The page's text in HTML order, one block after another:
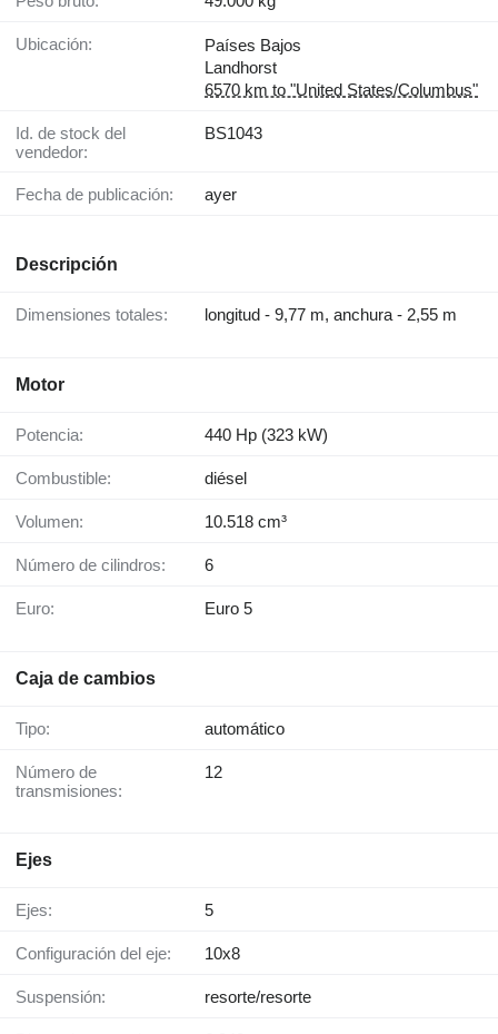
Ubicación:
Países Bajos
Landhorst
6570 km to "United States/Columbus"
Id. de stock del
vendedor:
BS1043
Fecha de publicación: ayer
Descripción
Dimensiones totales: longitud - 9,77 m, anchura - 2,55 m
Motor
Potencia: 440 Hp (323 kW)
Combustible: diésel
Volumen: 10.518 cm³
Número de cilindros: 6
Euro: Euro 5
Caja de cambios
Tipo: automático
Número de
transmisiones:
12
Ejes
Ejes: 5
Configuración del eje: 10x8
Suspensión: resorte/resorte